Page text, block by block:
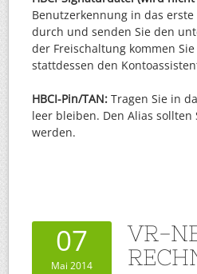
Benutzerkennung in das
durch und senden Sie den
der Freischaltung kommen
stattdessen den
HBCI-Pin/TAN: Tragen Sie in
leer bleiben. Den Alias
werden.
07
Mai 2014
VR-